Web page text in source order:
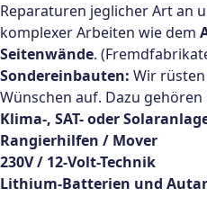
Reparaturen jeglicher Art an
komplexer Arbeiten wie dem
Seitenwände.
Sondereinbauten: Wir
Wünschen auf. Dazu gehören
Klima-, SAT- oder
Rangierhilfen / Mover
230V / 12-Volt-Technik
Lithium-Batterien und